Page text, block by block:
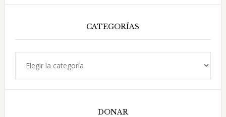
CATEGORÍAS
DONAR